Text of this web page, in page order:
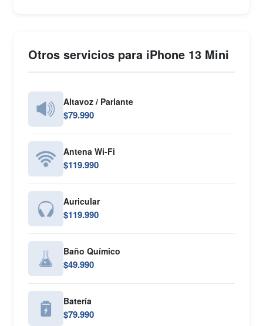
Otros servicios para iPhone 13 Mini
Altavoz / Parlante
$79.990
Antena Wi-Fi
$119.990
Auricular
$119.990
Baño Químico
$49.990
Batería
$79.990